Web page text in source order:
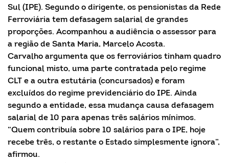
Sul (IPE). Segundo o dirigente, os pensionistas da Rede
Ferroviária tem defasagem salarial de grandes
proporções. Acompanhou a audiência o assessor para
a região de Santa Maria, Marcelo Acosta.
Carvalho argumenta que os ferroviários tinham quadro
funcional misto, uma parte contratada pelo regime
CLT e a outra estutária (concursados) e foram
excluídos do regime previdenciário do IPE. Ainda
segundo a entidade, essa mudança causa defasagem
salarial de 10 para apenas três salários mínimos.
“Quem contribuía sobre 10 salários para o IPE, hoje
recebe três, o restante o Estado simplesmente ignora”,
afirmou.